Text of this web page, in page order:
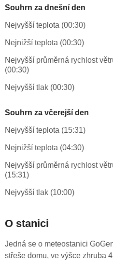
Souhrn za dnešní den
Nejvyšší teplota (00:30)
Nejnižší teplota (00:30)
Nejvyšší průměrná rychlost
(00:30)
Nejvyšší tlak (00:30)
Souhrn za včerejší den
Nejvyšší teplota (15:31)
Nejnižší teplota (04:30)
Nejvyšší průměrná rychlost
(15:31)
Nejvyšší tlak (10:00)
O stanici
Jedná se o meteostanici
střeše domu, ve výšce zhruba